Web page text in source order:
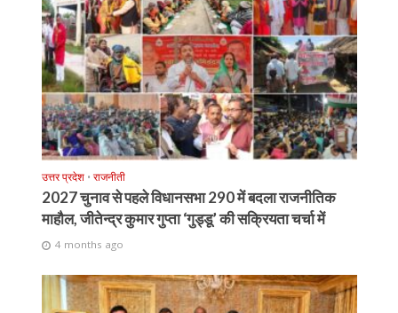
उत्तर प्रदेश • राजनीती
2027 चुनाव से पहले विधानसभा 290 में बदला राजनीतिक
माहौल, जीतेन्द्र कुमार गुप्ता ‘गुड्डू’ की सक्रियता चर्चा में
4 months ago